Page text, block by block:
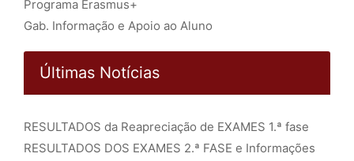
Programa Erasmus+
Gab. Informação e Apoio ao Aluno
Últimas Notícias
RESULTADOS da Reapreciação de EXAMES 1.ª fase
RESULTADOS DOS EXAMES 2.ª FASE e Informações